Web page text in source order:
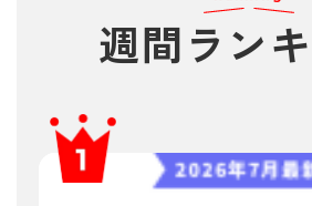
週間ラン